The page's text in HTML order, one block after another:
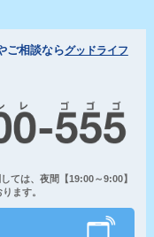
ご相談ならグッドライフ
ては、夜間【19:00～9:00】
ます。